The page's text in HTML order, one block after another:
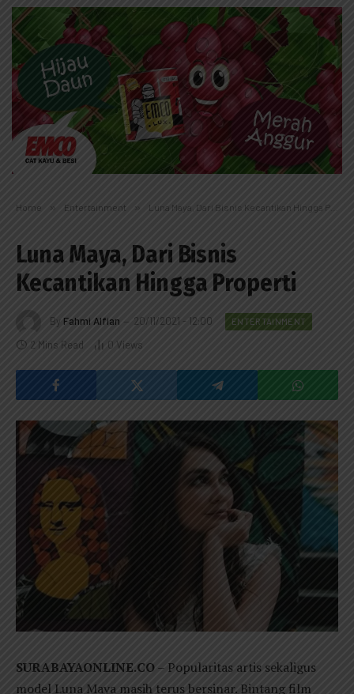
Home » Entertainment » Luna Maya, Dari Bisnis Kecantikan Hingga Properti
Luna Maya, Dari Bisnis
Kecantikan Hingga Properti
By Fahmi Alfian 20/11/2021 - 12:00 ENTERTAINMENT
2 Mins Read 0 Views
SURABAYAONLINE.CO– Popularitas artis sekaligus
model Luna Maya masih terus bersinar. Bintang film